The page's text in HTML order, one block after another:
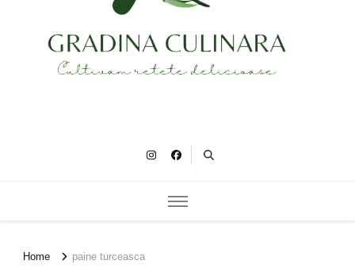
Gradina Culinara
Home paine turceasca